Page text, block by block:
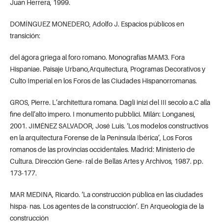
Juan Herrera, 1999.
DOMÍNGUEZ MONEDERO, Adolfo J. Espacios públicos en
transición:
del ágora griega al foro romano. Monografías MAM3. Fora
Hispaniae. Paisaje Urbano,Arquitectura, Programas Decorativos y
Culto Imperial en los Foros de las Ciudades Hispanorromanas.
GROS, Pierre. L’architettura romana. Dagli inizi del III secolo a.C alla
fine dell’alto impero. I monumento pubblici. Milán: Longanesi,
2001. JIMÉNEZ SALVADOR, José Luis. ‘Los modelos constructivos
en la arquitectura Forense de la Península Ibérica’, Los Foros
romanos de las provincias occidentales. Madrid: Ministerio de
Cultura. Dirección Gene- ral de Bellas Artes y Archivos, 1987. pp.
173-177.
MAR MEDINA, Ricardo. ‘La construcción pública en las ciudades
hispa- nas. Los agentes de la construcción’. En Arqueología de la
construcción